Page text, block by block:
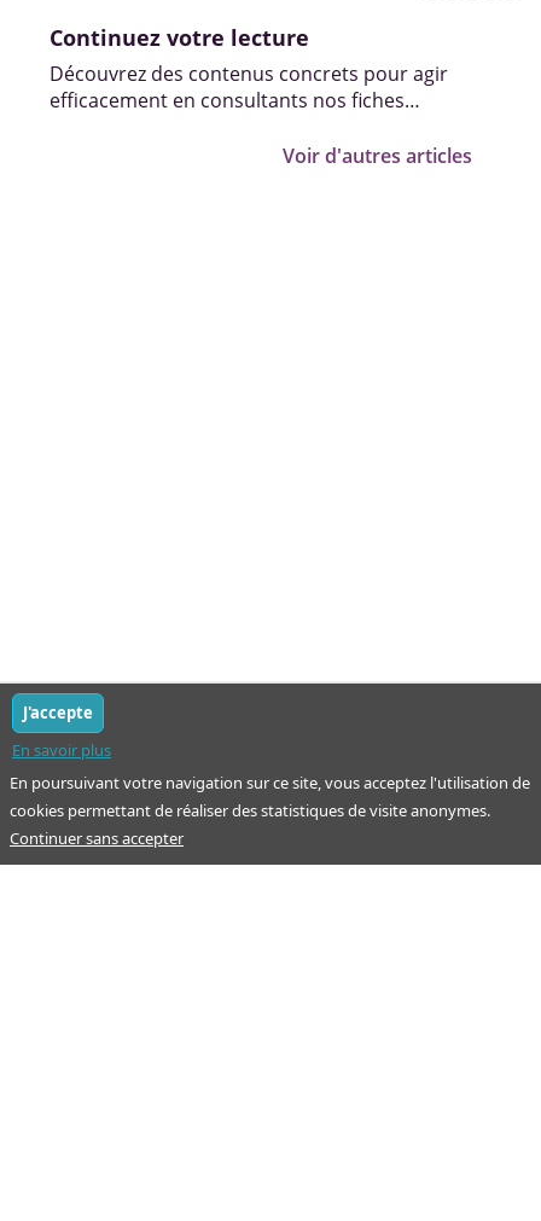
Continuez votre lecture
Découvrez des contenus concrets pour agir
efficacement en consultants nos fiches
Voir d'autres articles
En poursuivant votre navigation sur ce site, vous acceptez l'utilisation de
cookies permettant de réaliser des statistiques de visite anonymes.
En savoir plus
J'accepte
Continuer sans accepter